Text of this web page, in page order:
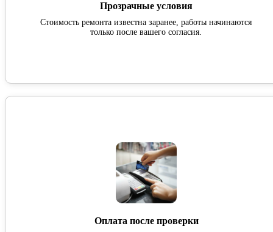
Прозрачные условия
Стоимость ремонта известна заранее, работы начинаются
только после вашего согласия.
Оплата после проверки